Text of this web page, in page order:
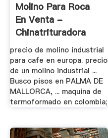
Molino Para Roca
En Venta -
Chinatrituradora
precio de molino industrial
para cafe en europa. precio
de un molino industrial ...
Busco pisos en PALMA DE
MALLORCA, ... maquina de
termoformado en colombia;